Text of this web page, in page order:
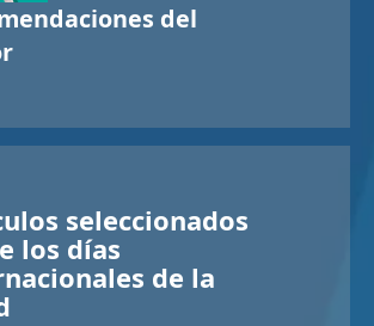
del
seleccionados
los días
de la